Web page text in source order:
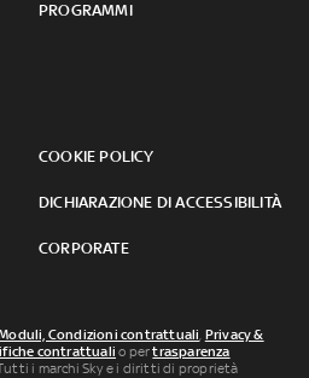
PROGRAMMI
COOKIE POLICY
DICHIARAZIONE DI ACCESSIBILITÀ
CORPORATE
Condizioni contrattuali, Privacy &
contrattuali o pertrasparenza
i marchi Sky e i diritti di proprietà